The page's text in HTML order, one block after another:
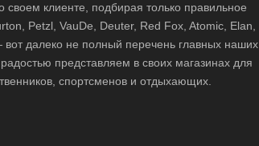
клиенте, подбирая только правильное
Petzl, VauDe, Deuter, Red Fox, Atomic, Elan,
далеко не полный перечень главных наших
представляем в своих магазинах для
спортсменов и отдыхающих.